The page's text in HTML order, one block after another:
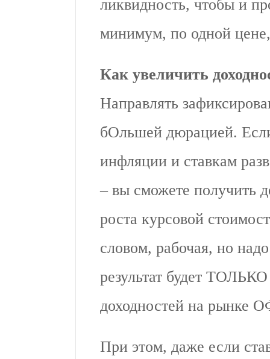
ликвидность, чтобы и
минимум, по одной
Как увеличить
Направлять
бОльшей дюрацией.
инфляции и ставкам
– вы сможете получить
роста курсовой
словом, рабочая, но
результат будет
доходностей на рынке
При этом, даже если